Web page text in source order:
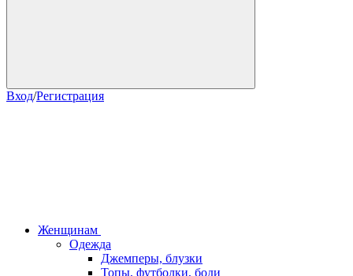
Вход/Регистрация
Женщинам
Одежда
Джемперы, блузки
Топы, футболки, боди